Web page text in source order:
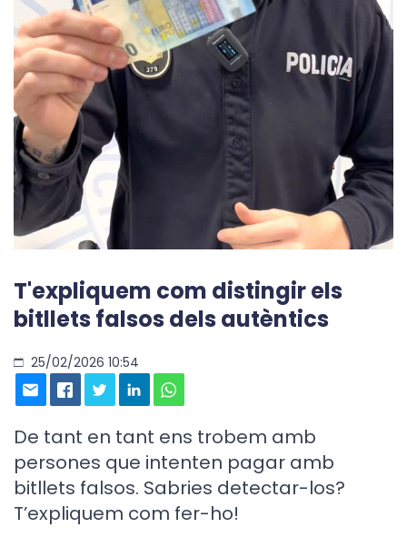
T'expliquem com distingir els
bitllets falsos dels autèntics
25/02/2026 10:54
De tant en tant ens trobem amb
persones que intenten pagar amb
bitllets falsos. Sabries detectar-los?
T’expliquem com fer-ho!